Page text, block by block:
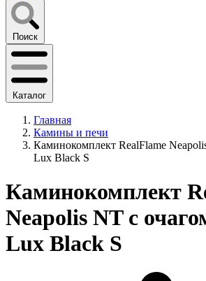
Поиск
Каталог
Главная
Камины и печи
Каминокомплект RealFlame
Lux Black S
Каминокомплект
Neapolis NT с
Lux Black S